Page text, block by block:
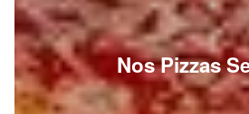
Nos Pizzas